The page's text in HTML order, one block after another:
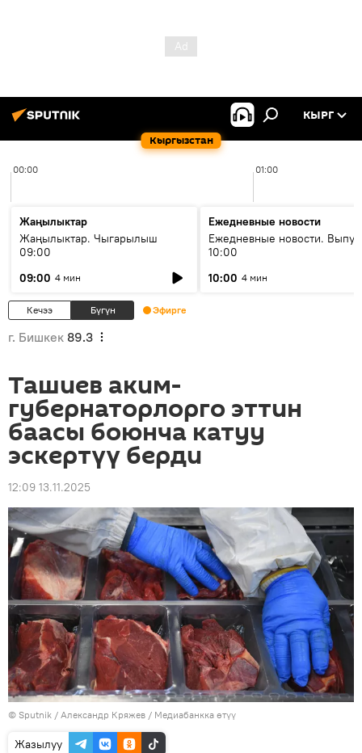
Кыргызстан
КЫРГ
00:00 01:00
Жаңылыктар
Жаңылыктар. Чыгарылыш
09:00
09:00 4 мин
Ежедневные новости
Ежедневные новости.
10:00
10:00 4 мин
Кечээ Бүгүн Эфирге
г. Бишкек 89.3
Ташиев аким-
губернаторлорго эттин
баасы боюнча катуу
эскертүү берди
12:09 13.11.2025
© Sputnik / Александр Кряжев / Медиабанкка өтүү
Жазылуу